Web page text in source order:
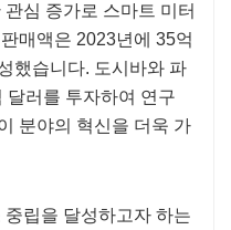
심 증가로 스마트 미터
매액은 2023년에 35억
했습니다. 도시바와 파
달러를 투자하여 연구
분야의 혁신을 더욱 가
립을 달성하고자 하는